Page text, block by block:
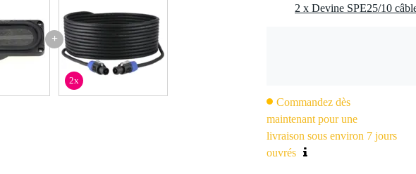
+
2x
Commandez dès
maintenant pour une
livraison sous environ 7 jours
ouvrés